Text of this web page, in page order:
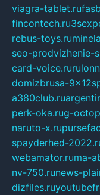
viagra-tablet.ru
fincontech.ru
rebus-toys.ru
seo-prodvizhenie-
card-voice.ru
domizbrusa-
a380club.ru
perk-oka.rug-
naruto-x.ru
spayderhed-
webamator.ruma-
nv-750.runews-
dizfiles.ru